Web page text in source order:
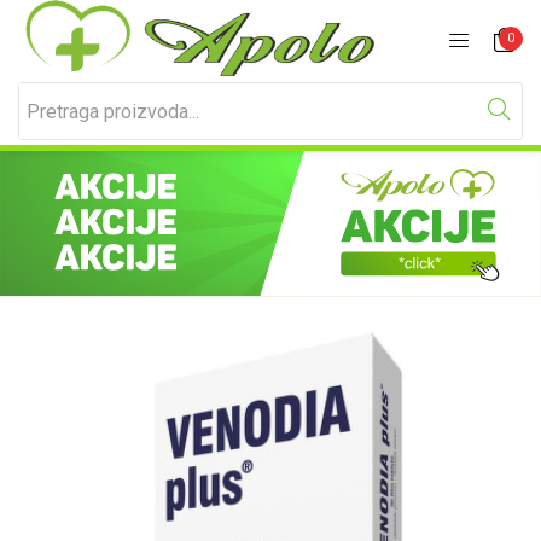
0
Prijavite se Registracija
Unesite svoje korisničko ime i lozinku za prijavu.
Izgubljena lozinka?